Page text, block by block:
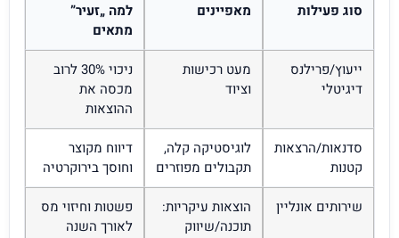
סוג פעילות מאפיינים
למה „זעיר”
מתאים
ייעוץ/פרילנס
דיגיטלי
מעט רכישות
וציוד
ניכוי 30% לרוב
מכסה את
ההוצאות
סדנאות/הרצאות
קטנות
לוגיסטיקה קלה,
תקבולים מפוזרים
דיווח מקוצר
וחוסך בירוקרטיה
שירותים אונליין
הוצאות עיקריות:
תוכנה/שיווק
פשטות וחיזוי מס
לאורך השנה